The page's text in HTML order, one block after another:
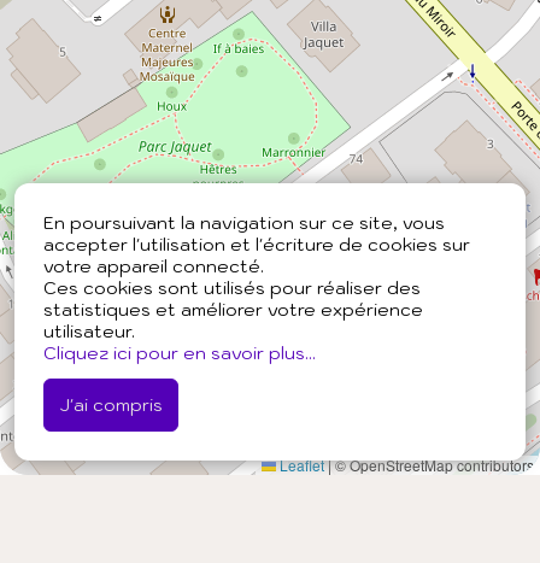
En poursuivant la navigation sur ce site, vous
accepter l'utilisation et l'écriture de cookies sur
votre appareil connecté.
Ces cookies sont utilisés pour réaliser des
statistiques et améliorer votre expérience
utilisateur.
Cliquez ici pour en savoir plus...
J'ai compris
Leaflet|© OpenStreetMap contributors